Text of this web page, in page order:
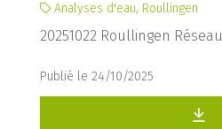
Analyses d'eau, Roullingen
20251022 Roullingen Réseau
Publié le 24/10/2025